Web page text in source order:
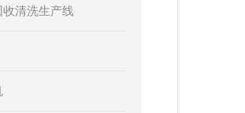
清洗生产线